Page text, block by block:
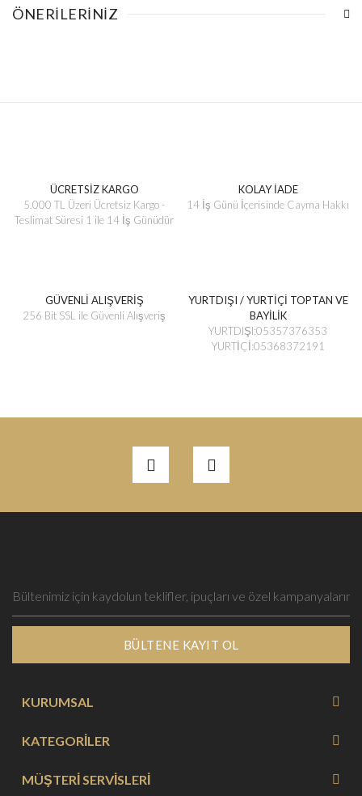
ÖNERILERINIZ
ÜCRETSİZ KARGO
5.000 TL Üzeri Ücretsiz Kargo -
Teslimat Süresi 1 ile 14 İş Günüdür
KOLAY İADE
14 İş Günü İçerisinde Cayma Hakkı
GÜVENLİ ALIŞVERİŞ
256 Bit SSL ile Güvenli Alışveriş
YURTDIŞI / YURTİÇİ TOPTAN VE
BAYİLİK
YURTDIŞI:05357376353
YURTİÇİ:05368372191
BÜLTENE KAYIT OL
KURUMSAL
KATEGORİLER
MÜŞTERİ SERVİSLERİ